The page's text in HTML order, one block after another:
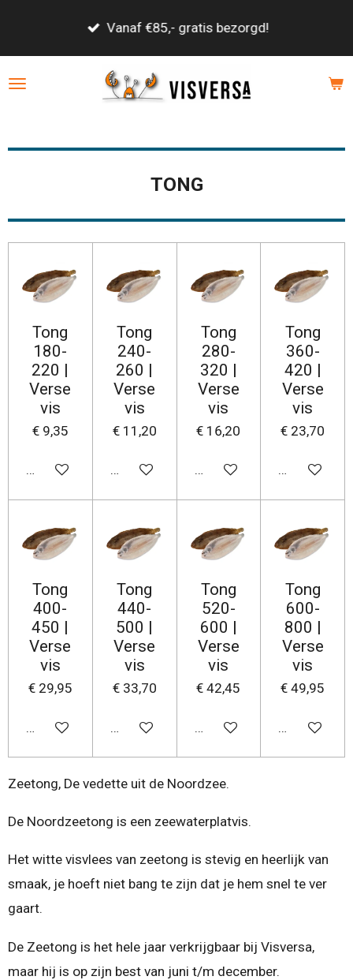
de
Vanaf €85,- gratis bezorgd!
TONG
Tong
180-
220 |
Verse
vis
€ 9,35
In winkelwagen
Tong
240-
260 |
Verse
vis
€ 11,20
In winkelwagen
Tong
280-
320 |
Verse
vis
€ 16,20
In winkelwagen
Tong
360-
420 |
Verse
vis
€ 23,70
In
Tong
400-
450 |
Verse
vis
€ 29,95
In winkelwagen
Tong
440-
500 |
Verse
vis
€ 33,70
In winkelwagen
Tong
520-
600 |
Verse
vis
€ 42,45
In winkelwagen
Tong
600-
800 |
Verse
vis
€ 49,95
In
Zeetong, De vedette uit de Noordzee.
De Noordzeetong is een zeewaterplatvis.
Het witte visvlees van zeetong is stevig en heerlijk van
smaak, je hoeft niet bang te zijn dat je hem snel te ver
gaart.
De Zeetong is het hele jaar verkrijgbaar bij Visversa,
maar hij is op zijn best van juni t/m december.